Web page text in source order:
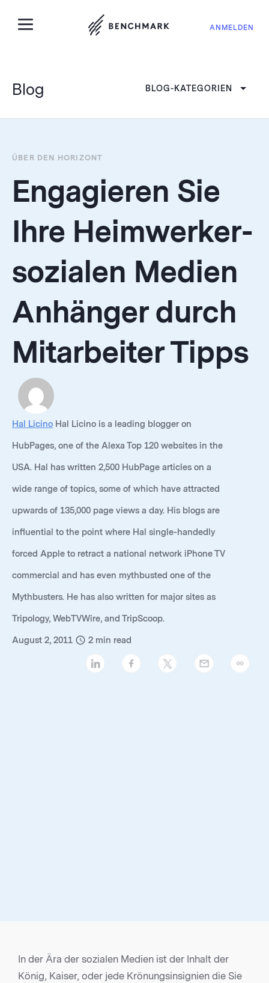
ANMELDEN
Blog BLOG-KATEGORIEN
ÜBER DEN HORIZONT
Engagieren Sie
Ihre Heimwerker-
sozialen Medien
Anhänger durch
Mitarbeiter Tipps
Hal Licino Hal Licino is a leading blogger on
HubPages, one of the Alexa Top 120 websites in the
USA. Hal has written 2,500 HubPage articles on a
wide range of topics, some of which have attracted
upwards of 135,000 page views a day. His blogs are
influential to the point where Hal single-handedly
forced Apple to retract a national network iPhone TV
commercial and has even mythbusted one of the
Mythbusters. He has also written for major sites as
Tripology, WebTVWire, and TripScoop.
August 2, 2011 2 min read
In der Ära der sozialen Medien ist der Inhalt der
König, Kaiser, oder jede Krönungsinsignien die Sie